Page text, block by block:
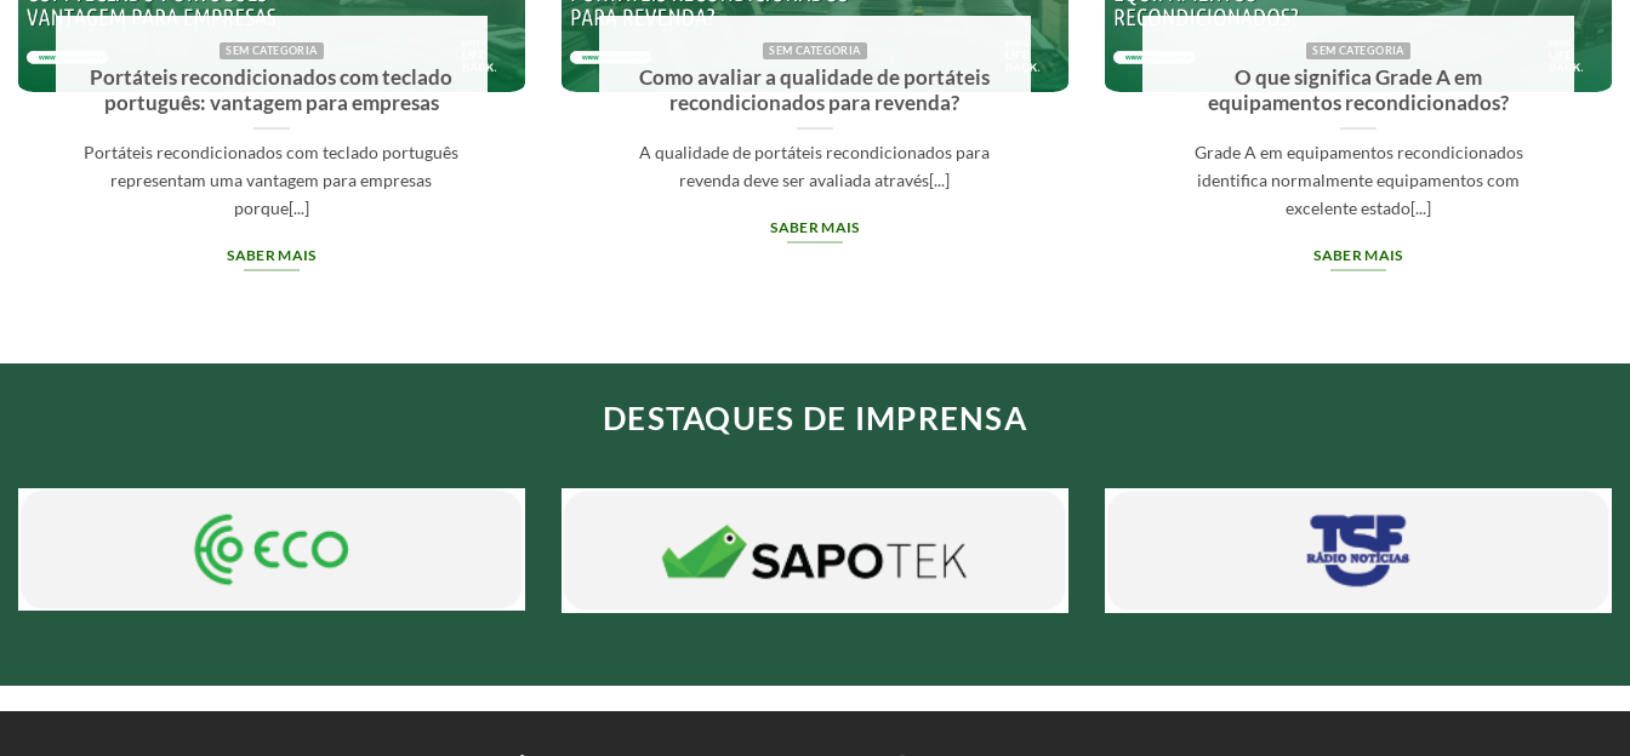
SEM CATEGORIA
Fornecedor de computadores para
empresas: critérios de escolha
Um fornecedor de computadores para empresas
deve oferecer mais do que[...]
SEM CATEGORIA
Como comprar material informático para
revenda com mais segurança?
Comprar material informático para revenda com
segurança exige avaliar o fornecedor,[...]
SABER MAIS
DESTAQUES DE IMPRENSA